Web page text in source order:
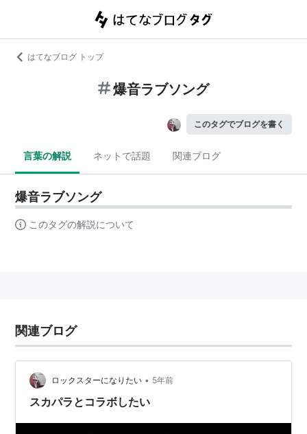
はてなブログ トップ
爆音ラブソング
このタグでブログを書く
言葉の解説 ネットで話題 関連ブログ
爆音ラブソング
このタグの解説について
関連ブログ
ロックスターになりたい • 5年前
スカパラとコラボしたい